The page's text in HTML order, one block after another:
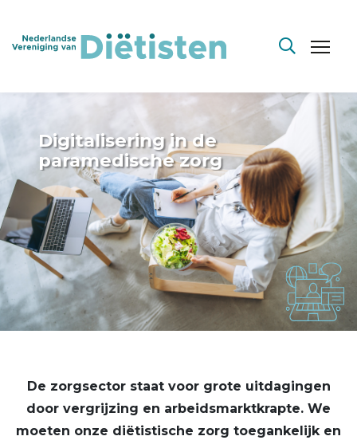
Digitalisering in de
paramedische zorg
De zorgsector staat voor grote uitdagingen
door vergrijzing en arbeidsmarktkrapte. We
moeten onze diëtistische zorg toegankelijk en